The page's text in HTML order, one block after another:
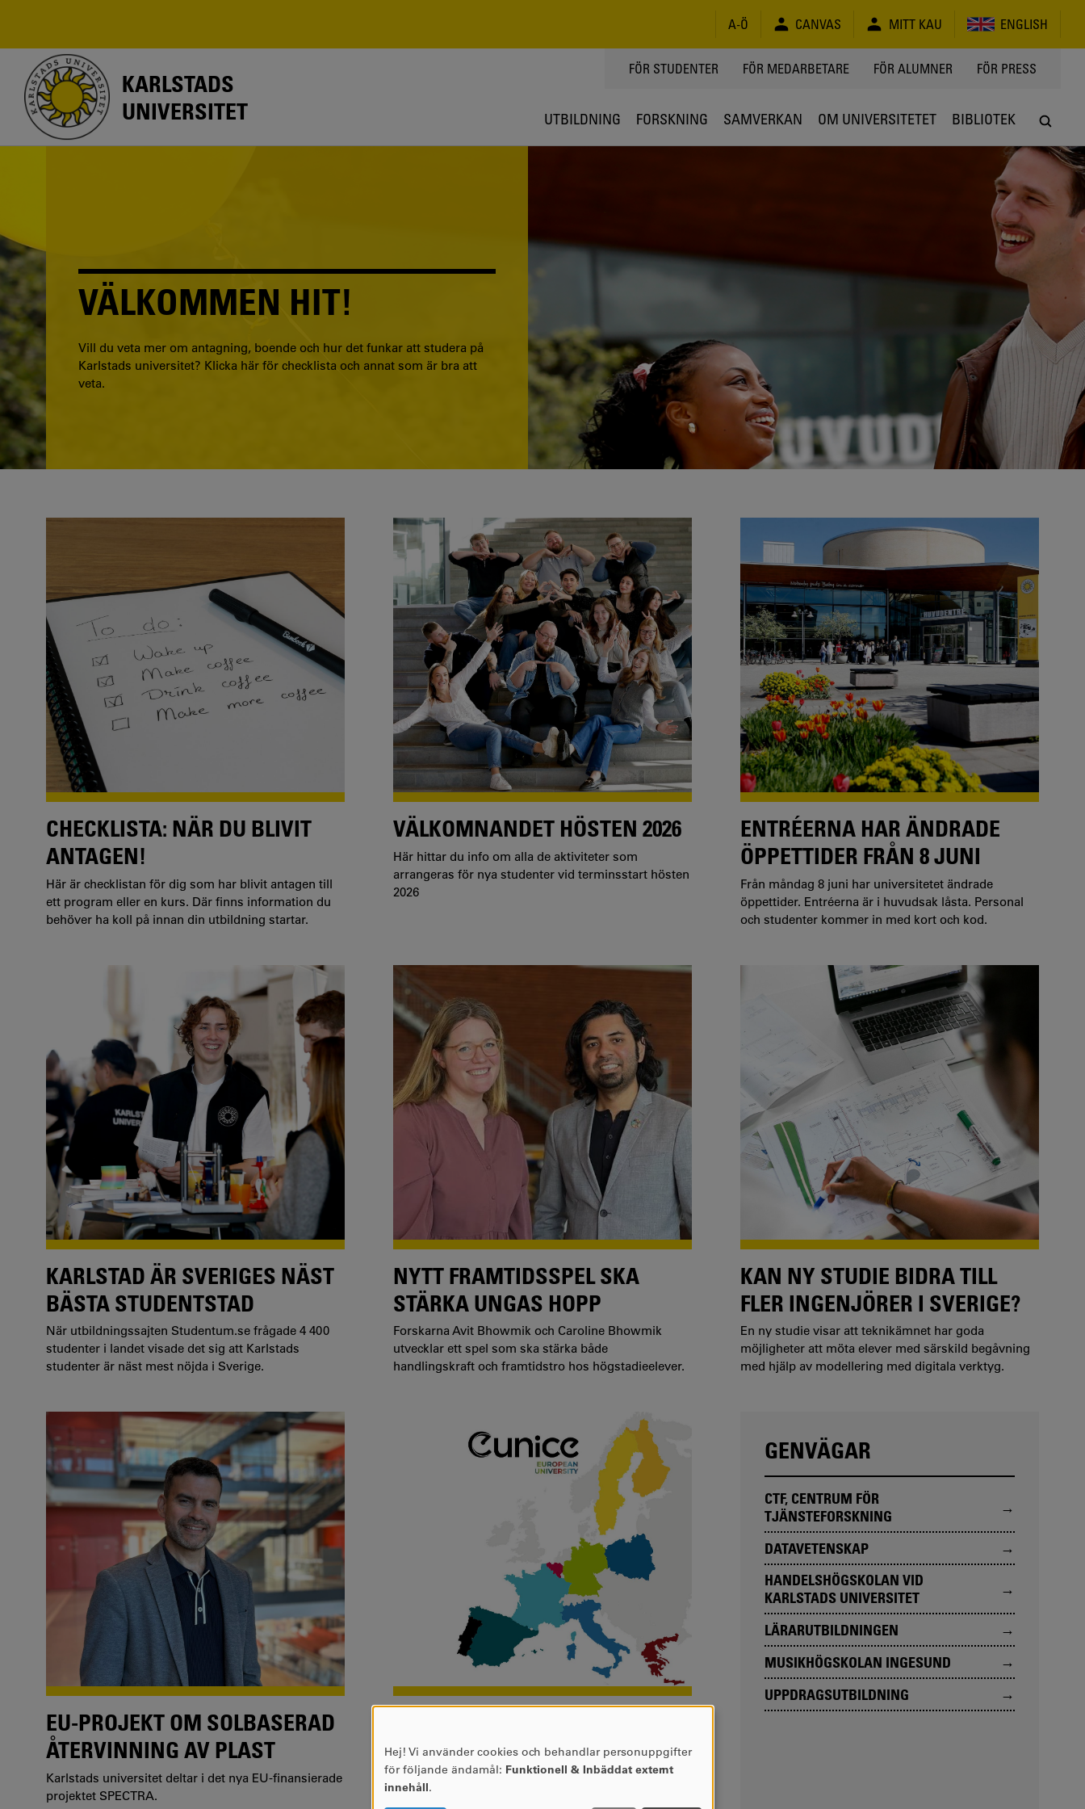
A-Ö CANVAS MITT KAU ENGLISH
KARLSTADS
UNIVERSITET
TOPPMENY
FÖR STUDENTER FÖR MEDARBETARE FÖR ALUMNER FÖR PRESS
UTBILDNING FORSKNING SAMVERKAN OM UNIVERSITETET BIBLIOTEK
VÄLKOMMEN HIT!
Vill du veta mer om antagning, boende och hur det funkar att studera på
Karlstads universitet? Klicka här för checklista och annat som är bra att
veta.
CHECKLISTA: NÄR DU BLIVIT
ANTAGEN!
Här är checklistan för dig som har blivit antagen till
ett program eller en kurs. Där finns information du
behöver ha koll på innan din utbildning startar.
VÄLKOMNANDET HÖSTEN 2026
Här hittar du info om alla de aktiviteter som
arrangeras för nya studenter vid terminsstart hösten
2026
ENTRÉERNA HAR ÄNDRADE
ÖPPETTIDER FRÅN 8 JUNI
Från måndag 8 juni har universitetet ändrade
öppettider. Entréerna är i huvudsak låsta. Personal
och studenter kommer in med kort och kod.
KARLSTAD ÄR SVERIGES NÄST
BÄSTA STUDENTSTAD
När utbildningssajten Studentum.se frågade 4 400
studenter i landet visade det sig att Karlstads
studenter är näst mest nöjda i Sverige.
NYTT FRAMTIDSSPEL SKA
STÄRKA UNGAS HOPP
Forskarna Avit Bhowmik och Caroline Bhowmik
utvecklar ett spel som ska stärka både
handlingskraft och framtidstro hos högstadieelever.
KAN NY STUDIE BIDRA TILL
FLER INGENJÖRER I SVERIGE?
En ny studie visar att teknikämnet har goda
möjligheter att möta elever med särskild begåvning
med hjälp av modellering med digitala verktyg.
EU-PROJEKT OM SOLBASERAD
ÅTERVINNING AV PLAST
Karlstads universitet deltar i det nya EU-finansierade
projektet SPECTRA.
EUROPAUNIVERSITETET
EUNICE
Vill du komplettera din utbildning med
GENVÄGAR
CTF, CENTRUM FÖR
TJÄNSTEFORSKNING
DATAVETENSKAP
HANDELSHÖGSKOLAN VID
KARLSTADS UNIVERSITET
LÄRARUTBILDNINGEN
MUSIKHÖGSKOLAN INGESUND
UPPDRAGSUTBILDNING
ANVÄNDNING
AV
Hej! Vi använder cookies och behandlar personuppgifter
för följande ändamål: Funktionell & Inbäddat externt
innehåll.